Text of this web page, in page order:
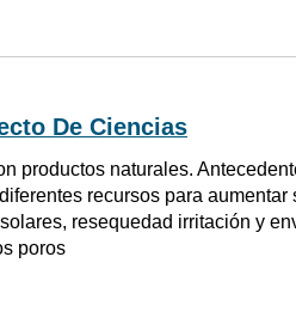
De Ciencias
productos naturales.
recursos para
resequedad irritación y
poros